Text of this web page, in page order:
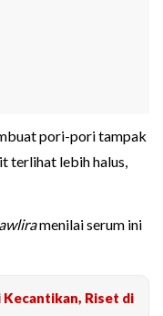
pori-pori tampak
terlihat lebih halus,
menilai serum ini
Kecantikan, Riset di